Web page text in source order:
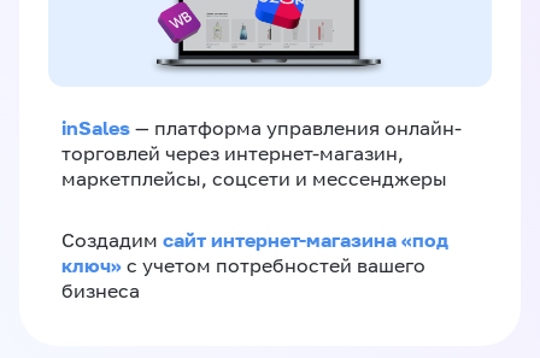
inSales — платформа управления онлайн-
торговлей через интернет-магазин,
маркетплейсы, соцсети и мессенджеры
Создадим сайт интернет-магазина «под
ключ» с учетом потребностей вашего
бизнеса